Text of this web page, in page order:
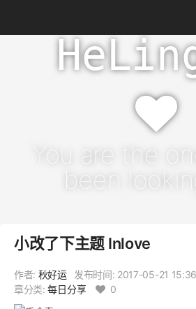
You are the
been
小改了下主题 Inlove
作者: 秋好运 发布时间: 2017-05-21 15:36
章分类:每日分享 0